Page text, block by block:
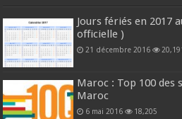
Jours fériés en 2017
officielle )
21 décembre 2016 20,191
Maroc : Top 100 des
Maroc
6 mai 2016 18,205